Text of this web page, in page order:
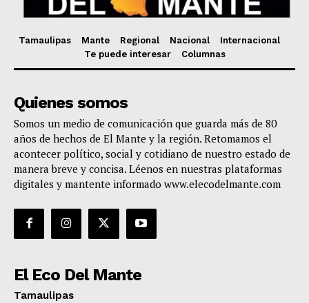
Tamaulipas Mante Regional Nacional
Internacional
Te puede interesar
Columnas
Quienes somos
Somos un medio de comunicación que guarda más de 80
años de hechos de El Mante y la región. Retomamos el
acontecer político, social y cotidiano de nuestro estado de
manera breve y concisa. Léenos en nuestras plataformas
digitales y mantente informado www.elecodelmante.com
El Eco Del Mante
Tamaulipas